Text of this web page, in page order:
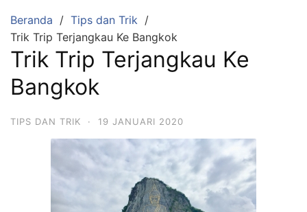
Beranda
Tips dan Trik
Trik Trip Terjangkau Ke Bangkok
Trik Trip Terjangkau Ke
Bangkok
TIPS DAN TRIK · 19 JANUARI 2020